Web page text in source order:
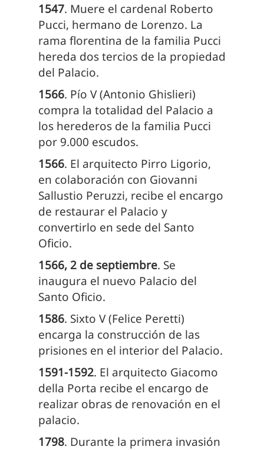
1547. Muere el cardenal Roberto
Pucci, hermano de Lorenzo. La
rama florentina de la familia Pucci
hereda dos tercios de la propiedad
del Palacio.
1566. Pío V (Antonio Ghislieri)
compra la totalidad del Palacio a
los herederos de la familia Pucci
por 9.000 escudos.
1566. El arquitecto Pirro Ligorio,
en colaboración con Giovanni
Sallustio Peruzzi, recibe el encargo
de restaurar el Palacio y
convertirlo en sede del Santo
Oficio.
1566, 2 de septiembre. Se
inaugura el nuevo Palacio del
Santo Oficio.
1586. Sixto V (Felice Peretti)
encarga la construcción de las
prisiones en el interior del Palacio.
1591-1592. El arquitecto Giacomo
della Porta recibe el encargo de
realizar obras de renovación en el
palacio.
1798. Durante la primera invasión